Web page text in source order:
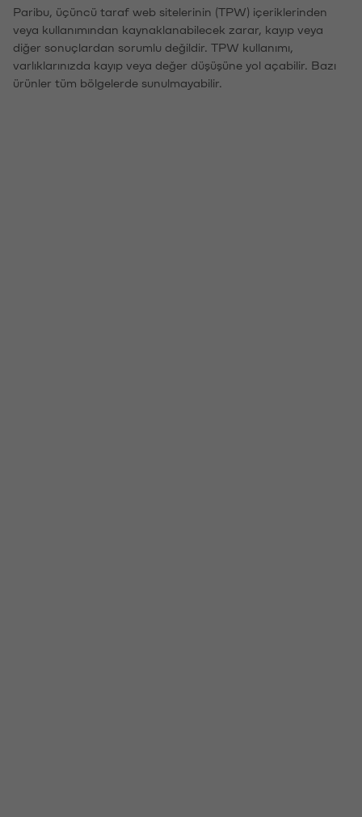
Paribu, üçüncü taraf web sitelerinin (TPW) içeriklerinden
veya kullanımından kaynaklanabilecek zarar, kayıp veya
diğer sonuçlardan sorumlu değildir. TPW kullanımı,
varlıklarınızda kayıp veya değer düşüşüne yol açabilir. Bazı
ürünler tüm bölgelerde sunulmayabilir.